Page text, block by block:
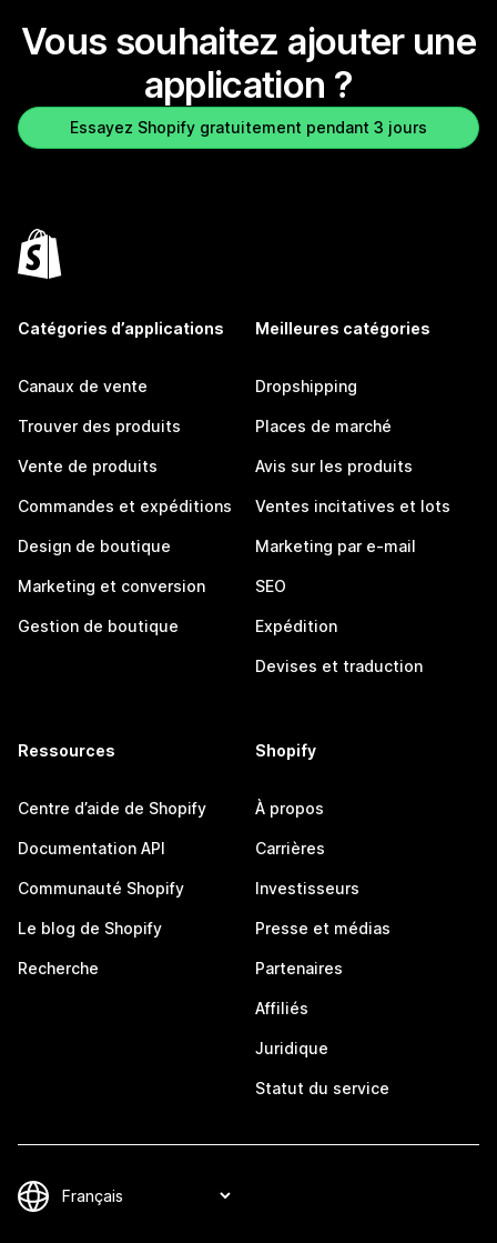
Vous souhaitez ajouter une
application ?
Essayez Shopify gratuitement pendant 3 jours
Catégories d’applications
Canaux de vente
Trouver des produits
Vente de produits
Commandes et expéditions
Design de boutique
Marketing et conversion
Gestion de boutique
Meilleures catégories
Dropshipping
Places de marché
Avis sur les produits
Ventes incitatives et lots
Marketing par e-mail
SEO
Expédition
Devises et traduction
Ressources
Centre d’aide de Shopify
Documentation API
Communauté Shopify
Le blog de Shopify
Recherche
Shopify
À propos
Carrières
Investisseurs
Presse et médias
Partenaires
Affiliés
Juridique
Statut du service